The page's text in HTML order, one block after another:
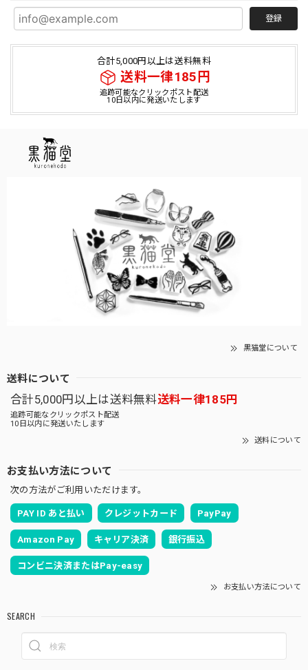
登録
合計5,000円以上は送料無料
送料一律185円
追跡可能なクリックポスト配送
10日以内に発送いたします
黒猫堂について
送料について
合計5,000円以上は送料無料送料一律185円
追跡可能なクリックポスト配送
10日以内に発送いたします
送料について
お支払い方法について
次の方法がご利用いただけます。
PAY ID あと払い クレジットカード PayPay
Amazon Pay キャリア決済 銀行振込
コンビニ決済またはPay-easy
お支払い方法について
SEARCH